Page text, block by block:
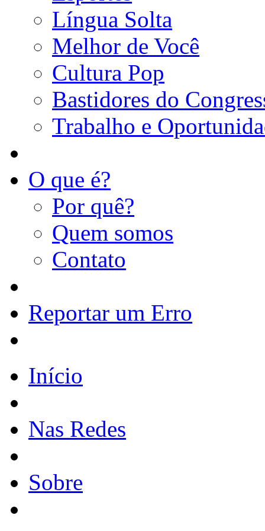
Língua Solta
Melhor de Você
Cultura Pop
Bastidores do
Trabalho e
O que é?
Por quê?
Quem somos
Contato
Reportar um Erro
Início
Nas Redes
Sobre